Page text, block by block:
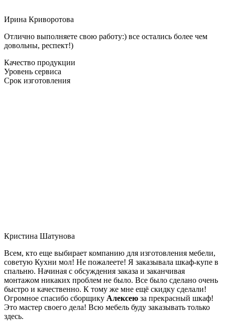
Ирина Криворотова
Отлично выполняете свою работу:) все остались более чем
довольны, респект!)
Качество продукции
Уровень сервиса
Срок изготовления
Кристина Шатунова
Всем, кто еще выбирает компанию для изготовления мебели,
советую Кухни мол! Не пожалеете! Я заказывала шкаф-купе в
спальню. Начиная с обсуждения заказа и заканчивая
монтажом никаких проблем не было. Все было сделано очень
быстро и качественно. К тому же мне ещё скидку сделали!
Огромное спасибо сборщику Алексею за прекрасный шкаф!
Это мастер своего дела! Всю мебель буду заказывать только
здесь.